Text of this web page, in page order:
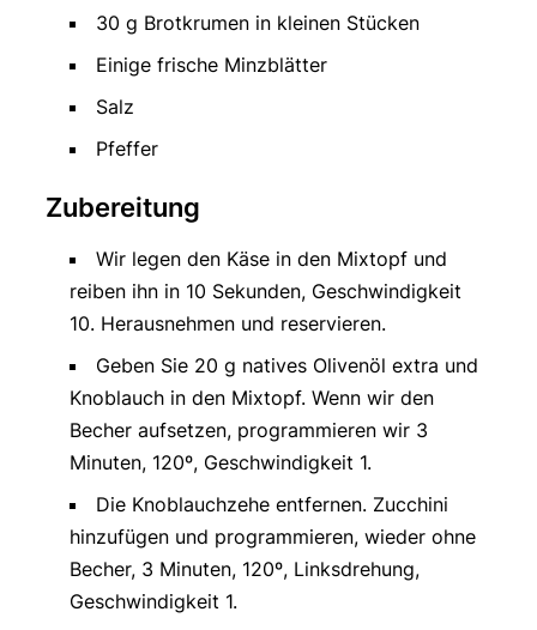
30 g Brotkrumen in kleinen Stücken
Einige frische Minzblätter
Salz
Pfeffer
Zubereitung
Wir legen den Käse in den Mixtopf und
reiben ihn in 10 Sekunden, Geschwindigkeit
10. Herausnehmen und reservieren.
Geben Sie 20 g natives Olivenöl extra und
Knoblauch in den Mixtopf. Wenn wir den
Becher aufsetzen, programmieren wir 3
Minuten, 120º, Geschwindigkeit 1.
Die Knoblauchzehe entfernen. Zucchini
hinzufügen und programmieren, wieder ohne
Becher, 3 Minuten, 120º, Linksdrehung,
Geschwindigkeit 1.